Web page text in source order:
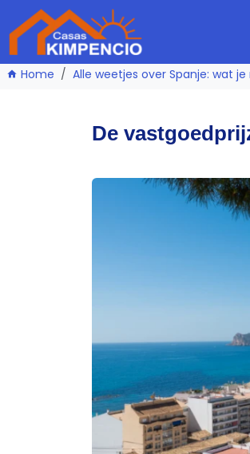
Home Alle weetjes over Spanje: wat
De